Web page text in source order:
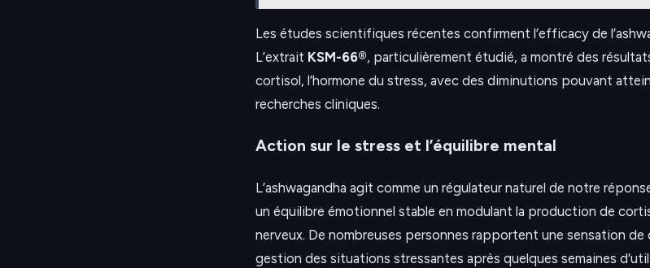
Les études scientifiques récentes confirment l’efficacy de
L’extrait KSM-66®, particulièrement étudié, a montré des
cortisol, l’hormone du stress, avec des diminutions pouvant
recherches cliniques.
Action sur le stress et l’équilibre mental
L’ashwagandha agit comme un régulateur naturel de notre
un équilibre émotionnel stable en modulant la production de
nerveux. De nombreuses personnes rapportent une sensation de
gestion des situations stressantes après quelques semaines